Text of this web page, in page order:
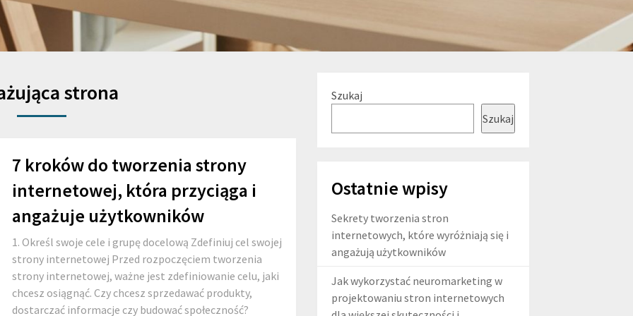
strona
7 kroków do tworzenia strony
internetowej, która przyciąga i
angażuje użytkowników
1. Określ swoje cele i grupę docelową Zdefiniuj cel swojej
strony internetowej Przed rozpoczęciem tworzenia
strony internetowej, ważne jest zdefiniowanie celu, jaki
chcesz osiągnąć. Czy chcesz sprzedawać produkty,
dostarczać informacje czy budować społeczność?
Szukaj
Szukaj
Ostatnie wpisy
Sekrety tworzenia stron
internetowych, które wyróżniają się i
angażują użytkowników
Jak wykorzystać neuromarketing w
projektowaniu stron internetowych